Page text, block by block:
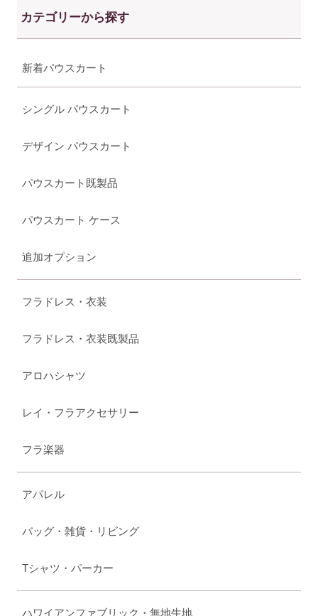
カテゴリーから探す
新着パウスカート
シングル パウスカート
デザイン パウスカート
パウスカート既製品
パウスカート ケース
追加オプション
フラドレス・衣装
フラドレス・衣装既製品
アロハシャツ
レイ・フラアクセサリー
フラ楽器
アパレル
バッグ・雑貨・リビング
Tシャツ・パーカー
ハワイアンファブリック・無地生地